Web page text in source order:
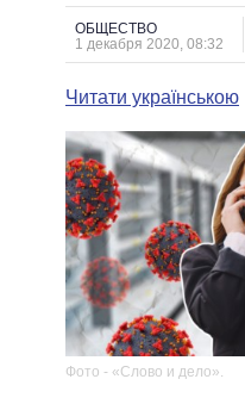
ОБЗОРЫ
ДАЙДЖЕСТЫ
ПРЕЗИДЕНТ И
ВЕРХОВНАЯ РАДА
МЭРЫ
ВСЕ ПЕРСОНЫ
ОБЩЕСТВО
1 декабря 2020, 08:32
Читати українською
Фото - «Слово и дело».